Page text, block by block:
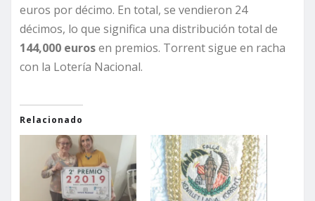
euros por décimo. En total, se vendieron 24
décimos, lo que significa una distribución total de
144,000 eurosen premios. Torrent sigue en racha
con la Lotería Nacional.
Relacionado